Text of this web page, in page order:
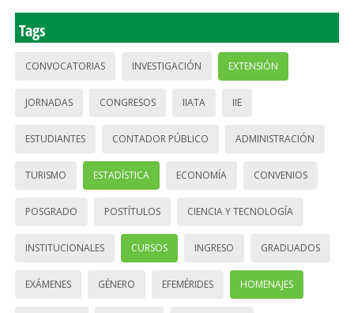
Tags
CONVOCATORIAS INVESTIGACIÓN EXTENSIÓN
JORNADAS CONGRESOS IIATA IIE
ESTUDIANTES CONTADOR PÚBLICO ADMINISTRACIÓN
TURISMO ESTADÍSTICA ECONOMÍA CONVENIOS
POSGRADO POSTÍTULOS CIENCIA Y TECNOLOGÍA
INSTITUCIONALES CURSOS INGRESO GRADUADOS
EXÁMENES GÉNERO EFEMÉRIDES HOMENAJES